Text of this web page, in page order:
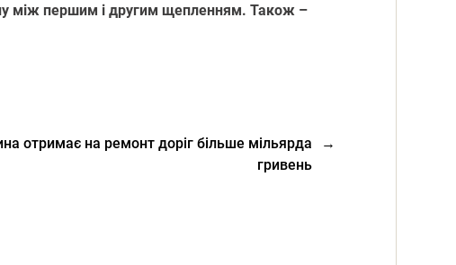
між першим і другим щепленням. Також –
→
отримає на ремонт доріг більше мільярда
гривень